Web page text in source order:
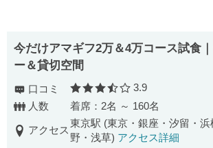
今だけアマギフ2万＆4万コース試食
ー＆貸切空間
口コミ 口コミ評価
3.9
人数
着席：2名 ～ 160名
アクセス
東京駅 (東京・銀座・汐留・浜
野・浅草) アクセス詳細